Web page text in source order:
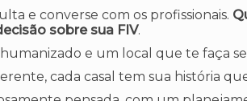
e converse com os profissionais.
sobre sua FIV.
e um local que te faça
cada casal tem sua história